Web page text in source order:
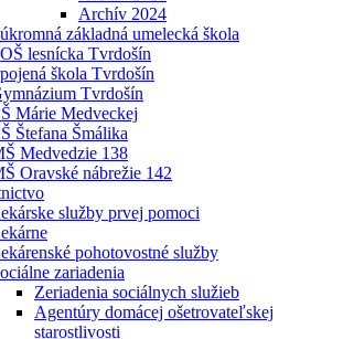
Archív 2024
základná umelecká škola
lesnícka Tvrdošín
škola Tvrdošín
Tvrdošín
Márie Medveckej
Štefana Šmálika
Medvedzie 138
Oravské nábrežie 142
služby prvej pomoci
pohotovostné služby
zariadenia
Zeriadenia sociálnych služieb
Agentúry domácej ošetrovateľskej
starostlivosti